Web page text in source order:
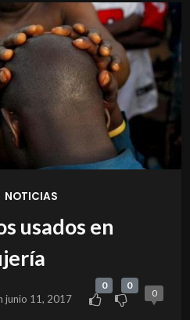
NOTICIAS
usados en
junio 11, 2017
0 0
0